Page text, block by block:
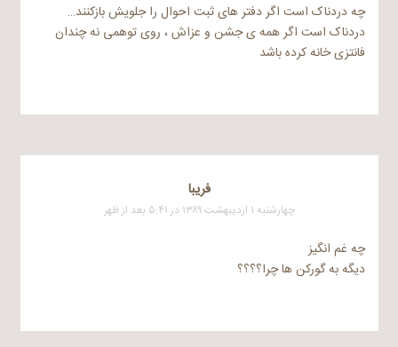
چه دردناک است اگر دفتر های ثبت احوال را جلویش بازکنند…
دردناک است اگر همه ی جشن و عزاش ، روی توهمی نه چندان
فانتزی خانه کرده باشد
فریبا
چهارشنبه ۱ اردیبهشت ۱۳۸۹ در ۵:۴۱ بعد از ظهر
چه غم انگیز
دیگه به گورکن ها چرا؟؟؟؟